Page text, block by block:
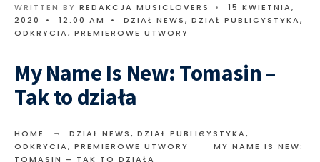
WRITTEN BY REDAKCJA MUSICLOVERS •
15 KWIETNIA,
2020
• 12:00 AM • DZIAŁ NEWS, DZIAŁ PUBLICYSTYKA,
ODKRYCIA, PREMIEROWE UTWORY
My Name Is New: Tomasin –
Tak to działa
HOME DZIAŁ NEWS, DZIAŁ PUBLICYSTYKA,
ODKRYCIA, PREMIEROWE UTWORY
MY NAME IS NEW:
TOMASIN – TAK TO DZIAŁA